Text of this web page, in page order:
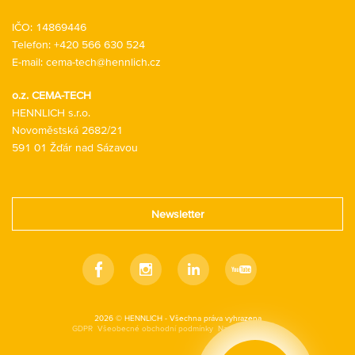
o.z. CEMA-TECH
HENNLICH s.r.o.
Novoměstská 2682/21
591 01 Žďár nad Sázavou
IČO: 14869446
Telefon: +420 566 630 524
E-mail: cema-tech@hennlich.cz
2026 © HENNLICH - Všechna práva vyhrazena
GDPR Všeobecné obchodní podmínky Nastavení cookies
FacebookInstagramLinkedin Youtube
Newsletter